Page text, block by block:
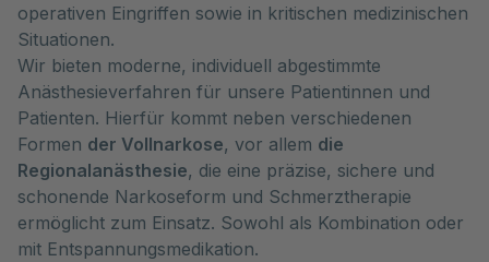
operativen Eingriffen sowie in kritischen medizinischen
Situationen.
Wir bieten moderne, individuell abgestimmte
Anästhesieverfahren für unsere Patientinnen und
Patienten. Hierfür kommt neben verschiedenen
Formen der Vollnarkose, vor allem die
Regionalanästhesie, die eine präzise, sichere und
schonende Narkoseform und Schmerztherapie
ermöglicht zum Einsatz. Sowohl als Kombination oder
mit Entspannungsmedikation.